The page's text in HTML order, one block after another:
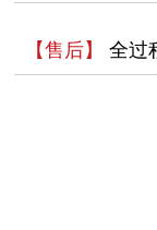
【售后】 全过